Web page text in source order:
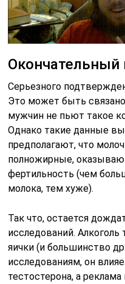
Окончательный
Серьезного
Это может быть
мужчин не пьют такое
Однако такие данные
предполагают, что
полножирные,
фертильность (чем
молока, тем хуже).
Так что, остается
исследований.
яички (и большинство
исследованиям, он
тестостерона, а